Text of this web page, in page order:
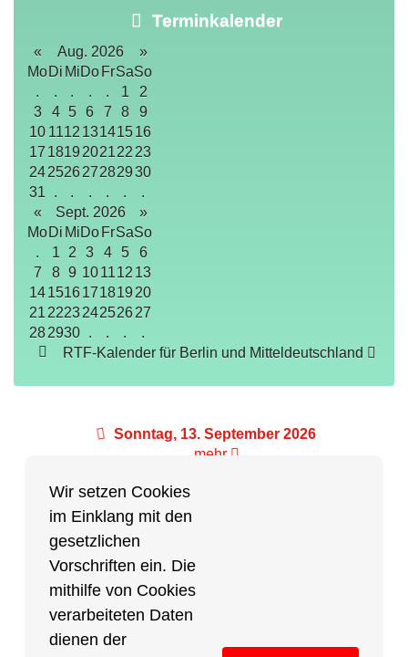
Wir setzen Cookies
im Einklang mit den
gesetzlichen
Vorschriften ein. Die
mithilfe von Cookies
verarbeiteten Daten
dienen der
Terminkalender
« Aug. 2026
»
MoDi MiDo FrSaSo
.
. . . . 1
2
3
4 5 6 7 8
9
10 1112 13141516
17 1819 202122 23
24252627282930
31
. . . . .
.
«
Sept. 2026
»
MoDi MiDo FrSaSo
.
1 2 3 4 5
6
7
8 9 10 1112 13
141516171819 20
21 222324252627
282930 . . .
.
RTF-Kalender für Berlin und Mitteldeutschland
Sonntag, 13. September 2026
mehr
Partner des Breitensports